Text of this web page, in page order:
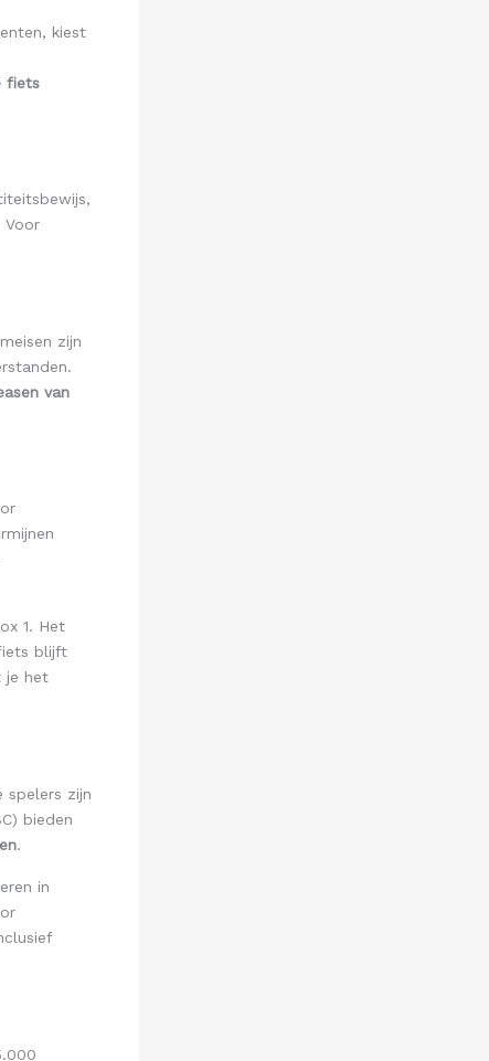
kiest
fiets
Voor
zijn
van
1. Het
blijft
je het
spelers zijn
bieden
.
in